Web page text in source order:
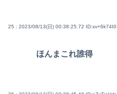
25 : 2023/08/13(日) 00:38:25.72 ID:xv+6k74I0
ほんまこれ誰得